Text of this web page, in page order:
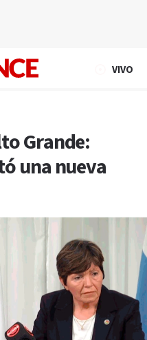
VIVO
Grande:
una nueva